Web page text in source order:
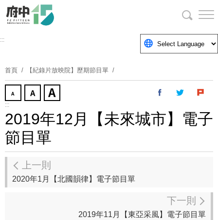
要
塊
:::
首頁 【紀錄片放映院】歷期節目單
:::
2019年12月【未來城市】電子
節目單
上一則
2020年1月【北國韻律】電子節目單
下一則
2019年11月【東亞采風】電子節目單